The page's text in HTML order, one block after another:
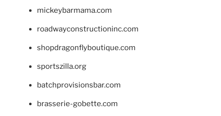
mickeybarmama.com
roadwayconstructioninc.com
shopdragonflyboutique.com
sportszilla.org
batchprovisionsbar.com
brasserie-gobette.com